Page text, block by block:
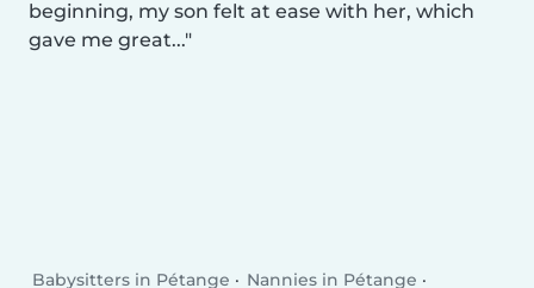
beginning, my son felt at ease with her, which
gave me great...
Babysitters in Pétange
Nannies in Pétange